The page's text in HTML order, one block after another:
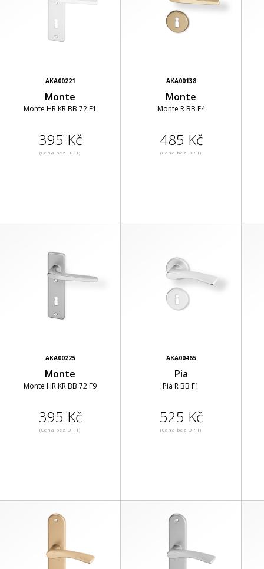
AKA00221
Monte
Monte HR KR BB 72 F1
395 Kč
(Cena bez DPH)
AKA00138
Monte
Monte R BB F4
485 Kč
(Cena bez DPH)
AKA00225
Monte
Monte HR KR BB 72 F9
395 Kč
(Cena bez DPH)
AKA00465
Pia
Pia R BB F1
525 Kč
(Cena bez DPH)